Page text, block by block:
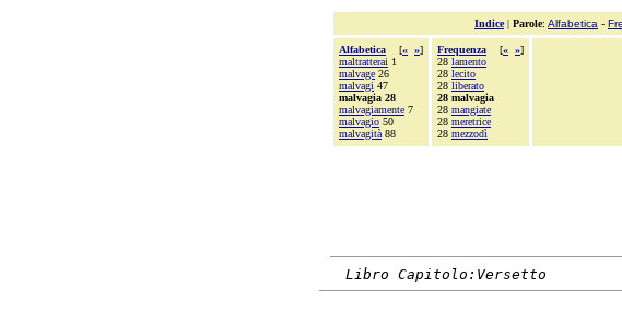
Indice| Parole: Alfabetica -
Alfabetica [« »]
maltratterai 1
malvage 26
malvagi 47
malvagia 28
malvagiamente 7
malvagio 50
malvagità 88
Frequenza [« »]
28 lamento
28 lecito
28 liberato
28 malvagia
28 mangiate
28 meretrice
28 mezzodì
Libro Capitolo:Versetto